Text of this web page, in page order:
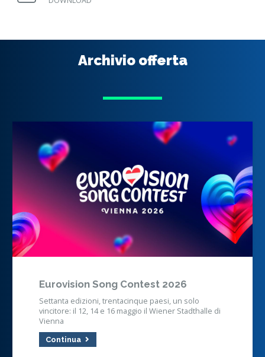
Archivio offerta
Eurovision Song Contest 2026
Settanta edizioni, trentacinque paesi, un solo
vincitore: il 12, 14 e 16 maggio il Wiener Stadthalle di
Vienna
Continua